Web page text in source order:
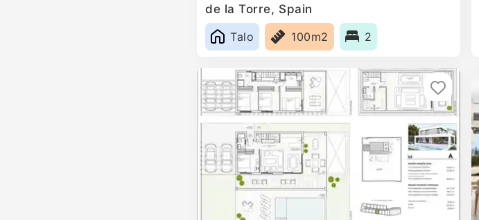
de la Torre, Spain
Talo
100m2 2